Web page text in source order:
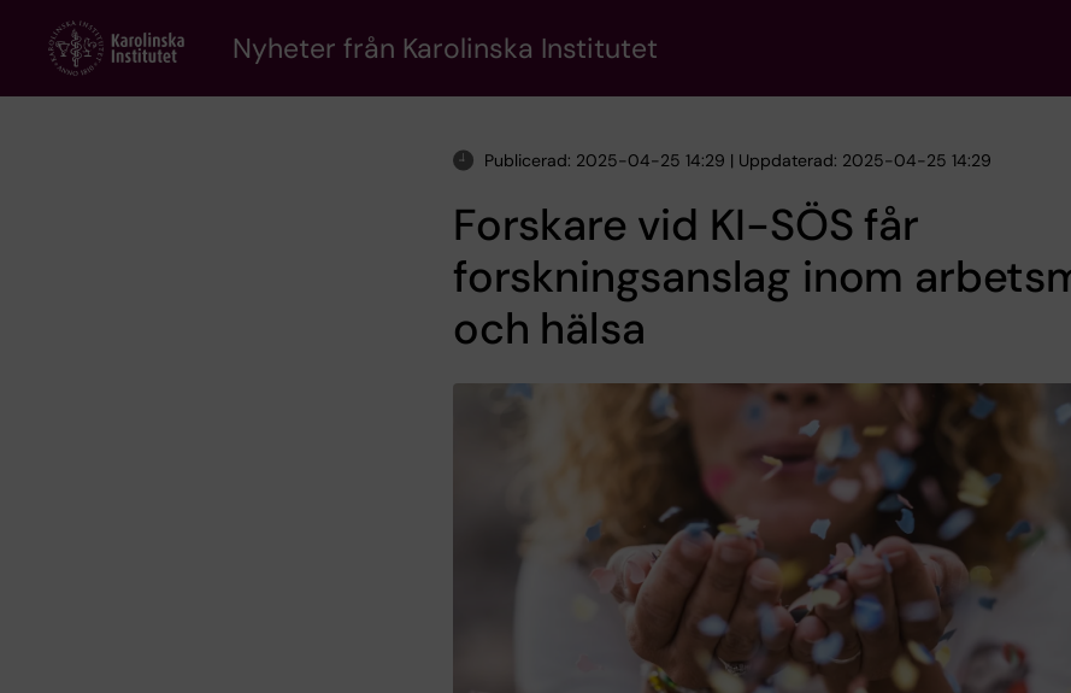
content
Nyheter från Karolinska Institutet
Publicerad: 2025-04-25 14:29 | Uppdaterad: 2025-04-25 14:29
Forskare vid KI-SÖS får
forskningsanslag inom
och hälsa